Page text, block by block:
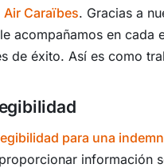
Caraïbes. Gracias a
acompañamos en cada
de éxito. Así es como
para una
información